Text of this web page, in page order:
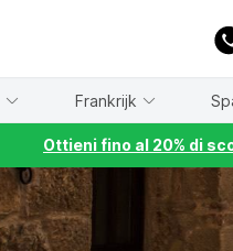
Frankrijk
Ottieni fino al 20% di